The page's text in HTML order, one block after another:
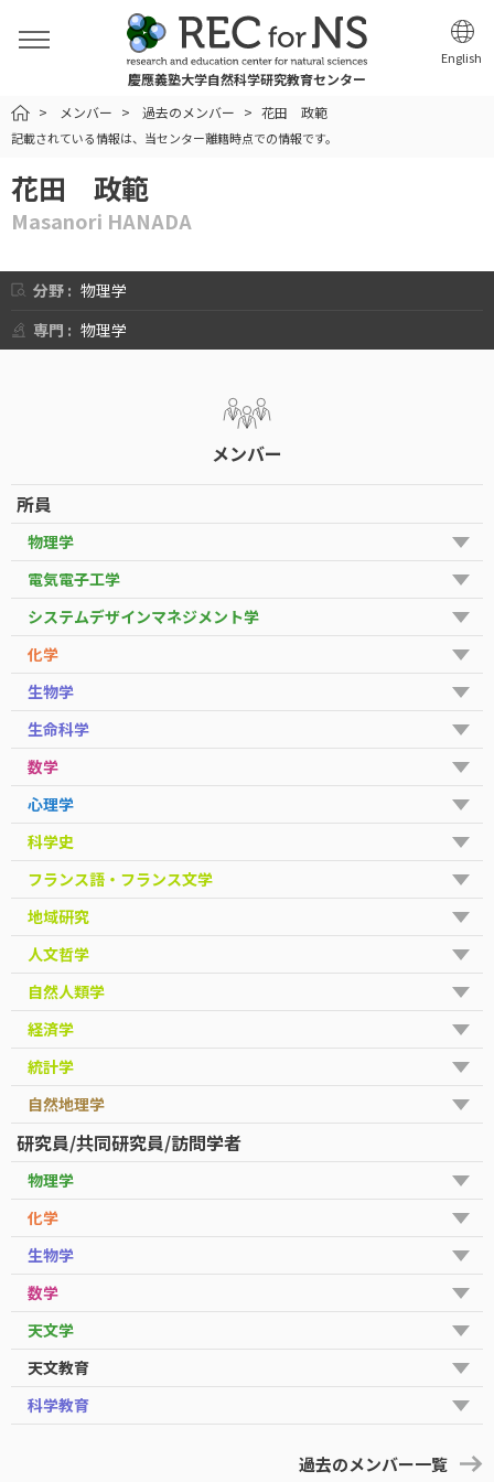
慶應義塾大学自然科学研究教育センター
English
HOMEメンバー 過去のメンバー 花田 政範
記載されている情報は、当センター離籍時点での情報です。
花田 政範
Masanori HANADA
分野 : 物理学
専門 : 物理学
メンバー
所員
物理学
電気電子工学
システムデザインマネジメント学
化学
生物学
生命科学
数学
心理学
科学史
フランス語・フランス文学
地域研究
人文哲学
自然人類学
経済学
統計学
自然地理学
研究員/共同研究員/訪問学者
物理学
化学
生物学
数学
天文学
天文教育
科学教育
過去のメンバー一覧